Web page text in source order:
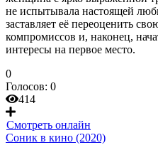
не испытывала настоящей
заставляет её переоценить
компромиссов и, наконец,
интересы на первое место.
0
Голосов: 0
414
Смотреть онлайн
Соник в кино (2020)